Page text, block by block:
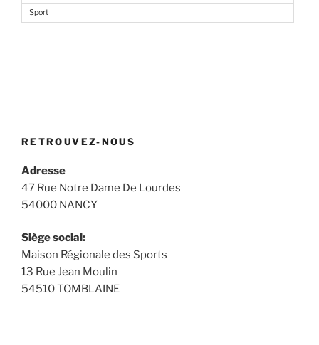
Sport
RETROUVEZ-NOUS
Adresse
47 Rue Notre Dame De Lourdes
54000 NANCY
Siège social:
Maison Régionale des Sports
13 Rue Jean Moulin
54510 TOMBLAINE